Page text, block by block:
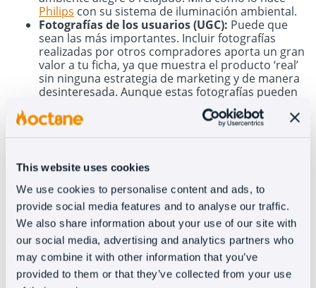
This website uses cookies
We use cookies to personalise content and ads, to
provide social media features and to analyse our traffic.
We also share information about your use of our site with
our social media, advertising and analytics partners who
may combine it with other information that you’ve
provided to them or that they’ve collected from your use
Philips con su sistema de iluminación ambiental.
Fotografías de los usuarios (UGC): Puede que
sean las más importantes. Incluir fotografías
realizadas por otros compradores aporta un gran
valor a tu ficha, ya que muestra el producto ‘real’
sin ninguna estrategia de marketing y de manera
desinteresada. Aunque estas fotografías pueden
no tener la misma calidad que las que
proporciona un e-commerce o las de un
User Generated
El cross-selling
Hay muchas formas de hacer cross-selling en tu
e-commerce, en este post te dejamoslos
mejores ejemplos. Pero, dentro de las fichas de